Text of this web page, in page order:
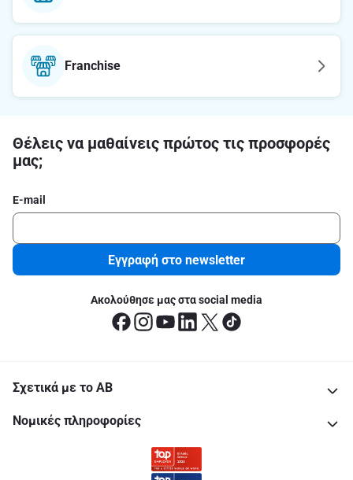
Franchise
Θέλεις να μαθαίνεις πρώτος τις προσφορές
μας;
E-mail
Εγγραφή στο newsletter
Ακολούθησε μας στα social media
Σχετικά με το ΑΒ
Νομικές πληροφορίες